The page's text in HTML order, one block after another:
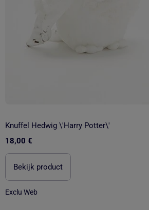
Knuffel Hedwig \'Harry Potter\'
18,00 €
Bekijk product
Exclu Web